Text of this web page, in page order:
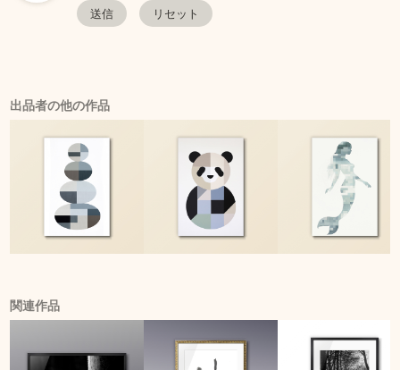
出品者の他の作品
関連作品